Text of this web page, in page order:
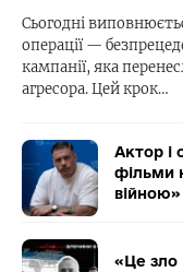
Сьогодні
операції —
кампанії, яка
агресора. Цей крок…
Актор і
фільми
війною»
«Це зло